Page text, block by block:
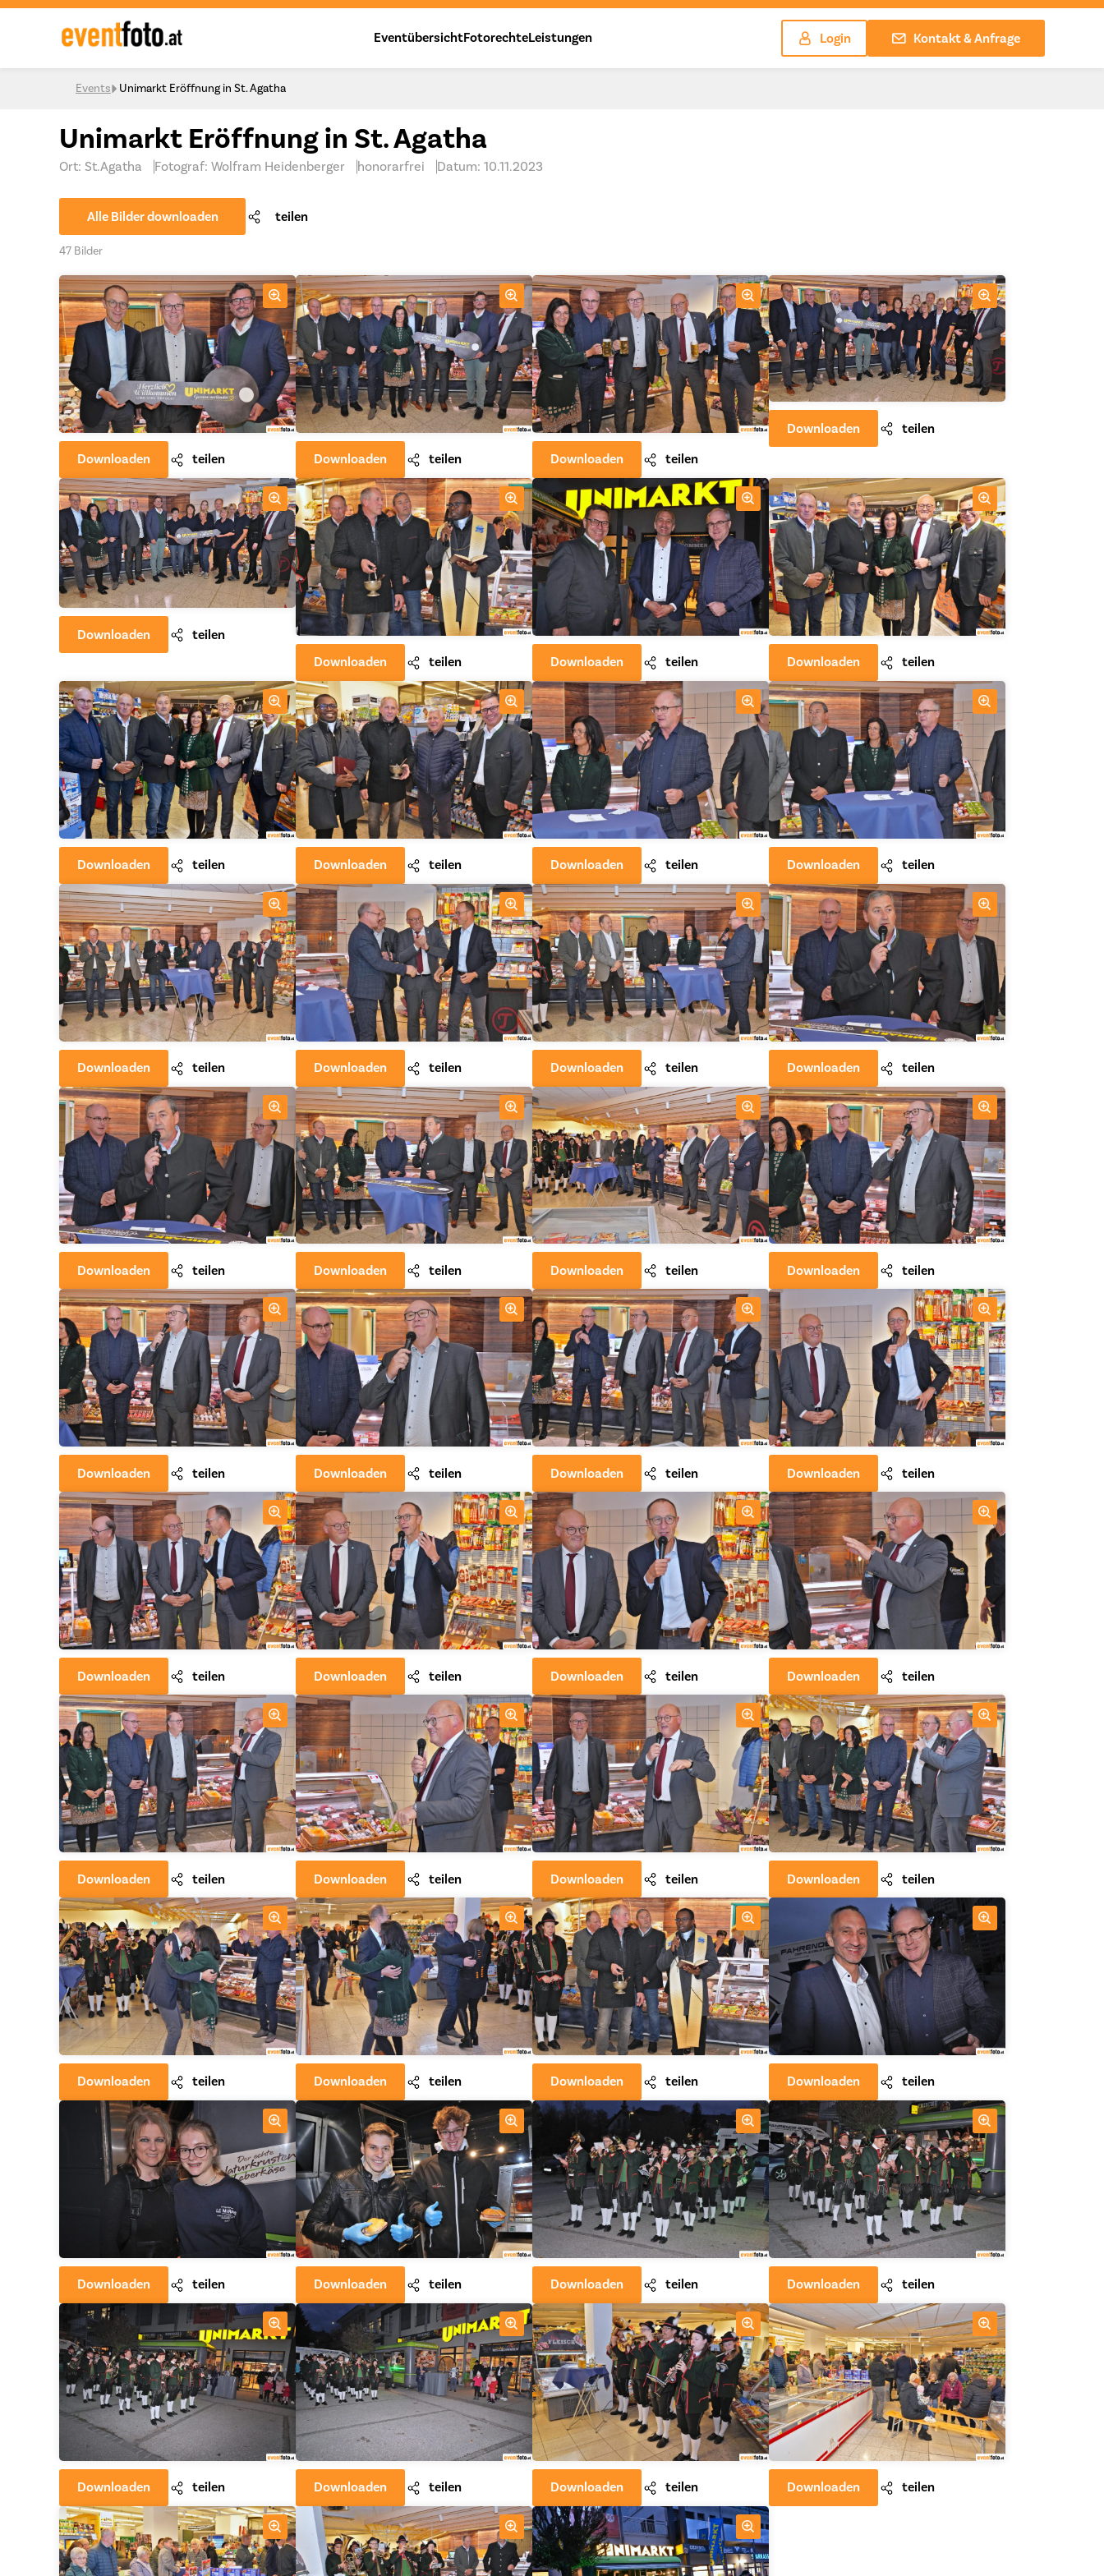
Skip to content
EventübersichtFotorechteLeistungen Login Kontakt & Anfrage
Events Unimarkt Eröffnung in St. Agatha
Unimarkt Eröffnung in St. Agatha
Ort: St.Agatha Fotograf: Wolfram Heidenberger honorarfrei Datum: 10.11.2023
Alle Bilder downloaden teilen
47 Bilder
Downloaden teilen Downloaden teilen Downloaden teilen
Downloaden teilen
Downloaden
teilen
Downloaden
teilen Downloaden teilen Downloaden teilen
Downloaden teilen Downloaden teilen Downloaden teilen Downloaden teilen
Downloaden teilen Downloaden teilen Downloaden teilen Downloaden teilen
Downloaden teilen Downloaden teilen Downloaden teilen Downloaden teilen
Downloaden teilen Downloaden teilen Downloaden teilen Downloaden teilen
Downloaden teilen Downloaden teilen Downloaden teilen Downloaden teilen
Downloaden teilen Downloaden teilen Downloaden teilen Downloaden teilen
Downloaden teilen Downloaden teilen Downloaden teilen Downloaden teilen
Downloaden teilen Downloaden teilen Downloaden teilen Downloaden teilen
Downloaden teilen Downloaden teilen Downloaden teilen Downloaden teilen